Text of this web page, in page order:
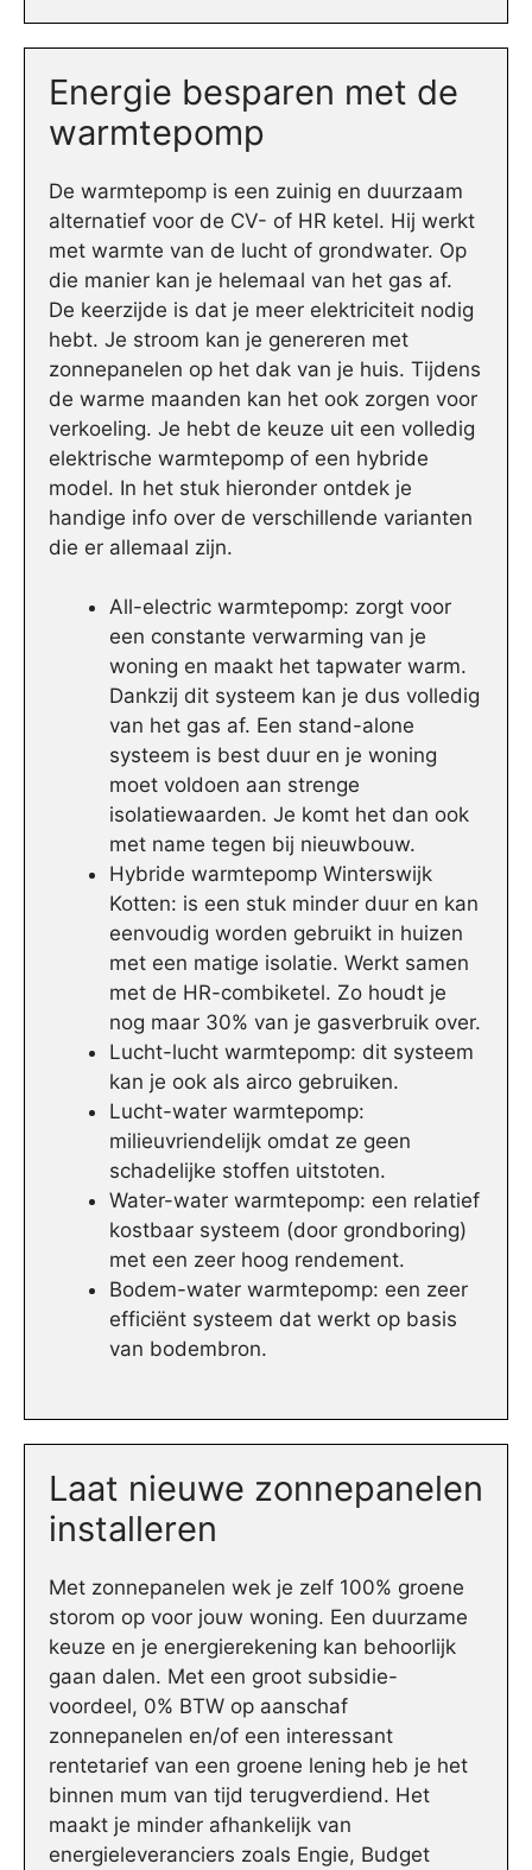
Energie besparen met de
warmtepomp
De warmtepomp is een zuinig en duurzaam
alternatief voor de CV- of HR ketel. Hij werkt
met warmte van de lucht of grondwater. Op
die manier kan je helemaal van het gas af.
De keerzijde is dat je meer elektriciteit nodig
hebt. Je stroom kan je genereren met
zonnepanelen op het dak van je huis. Tijdens
de warme maanden kan het ook zorgen voor
verkoeling. Je hebt de keuze uit een volledig
elektrische warmtepomp of een hybride
model. In het stuk hieronder ontdek je
handige info over de verschillende varianten
die er allemaal zijn.
All-electric warmtepomp: zorgt voor
een constante verwarming van je
woning en maakt het tapwater warm.
Dankzij dit systeem kan je dus volledig
van het gas af. Een stand-alone
systeem is best duur en je woning
moet voldoen aan strenge
isolatiewaarden. Je komt het dan ook
met name tegen bij nieuwbouw.
Hybride warmtepomp Winterswijk
Kotten: is een stuk minder duur en kan
eenvoudig worden gebruikt in huizen
met een matige isolatie. Werkt samen
met de HR-combiketel. Zo houdt je
nog maar 30% van je gasverbruik over.
Lucht-lucht warmtepomp: dit systeem
kan je ook als airco gebruiken.
Lucht-water warmtepomp:
milieuvriendelijk omdat ze geen
schadelijke stoffen uitstoten.
Water-water warmtepomp: een relatief
kostbaar systeem (door grondboring)
met een zeer hoog rendement.
Bodem-water warmtepomp: een zeer
efficiënt systeem dat werkt op basis
van bodembron.
Laat nieuwe zonnepanelen
installeren
Met zonnepanelen wek je zelf 100% groene
storom op voor jouw woning. Een duurzame
keuze en je energierekening kan behoorlijk
gaan dalen. Met een groot subsidie-
voordeel, 0% BTW op aanschaf
zonnepanelen en/of een interessant
rentetarief van een groene lening heb je het
binnen mum van tijd terugverdiend. Het
maakt je minder afhankelijk van
energieleveranciers zoals Engie, Budget